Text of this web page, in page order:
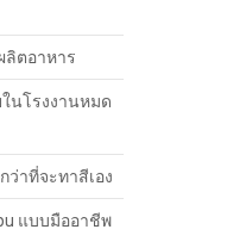
ลิตอาหาร
นโรงงานหมด
ว่าที่จะทาสีเอง
แบบมืออาชีพ